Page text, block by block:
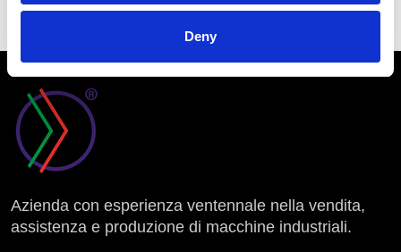
Deny
Oil Free
Azienda con esperienza ventennale nella vendita,
assistenza e produzione di macchine industriali.